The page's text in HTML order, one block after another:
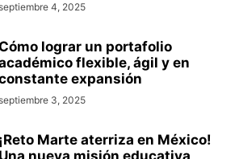
4, 2025
lograr un portafolio
flexible, ágil y en
expansión
3, 2025
¡Reto Marte aterriza en México!
Una nueva misión educativa